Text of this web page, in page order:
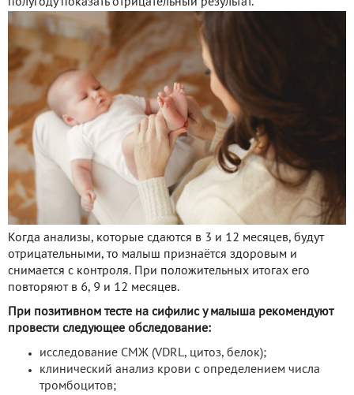
полугоду показать отрицательный результат.
Когда анализы, которые сдаются в 3 и 12 месяцев, будут
отрицательными, то малыш признаётся здоровым и
снимается с контроля. При положительных итогах его
повторяют в 6, 9 и 12 месяцев.
При позитивном тесте на сифилис у малыша рекомендуют
провести следующее обследование:
исследование СМЖ (VDRL, цитоз, белок);
клинический анализ крови с определением числа
тромбоцитов;